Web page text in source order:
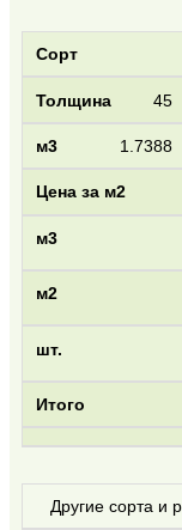
45
1.7388
Другие сорта и